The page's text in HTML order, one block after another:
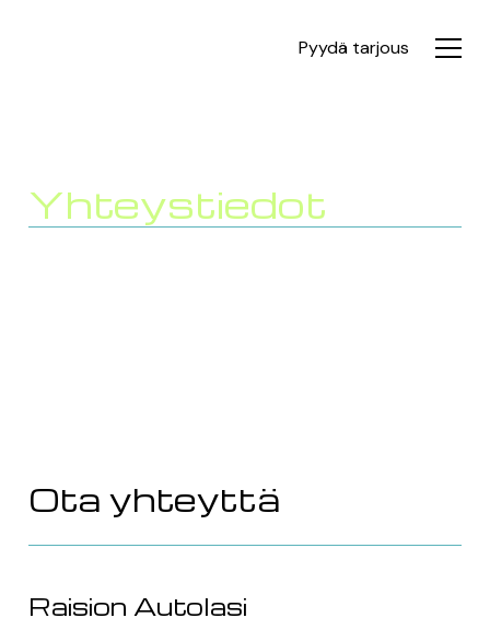
Pyydä tarjous
Yhteystiedot
Ota yhteyttä
Raision Autolasi